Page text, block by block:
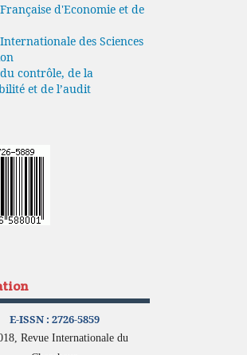
d'Economie et de
des Sciences
contrôle, de la
et de l’audit
E-ISSN : 2726-5859
Revue Internationale du